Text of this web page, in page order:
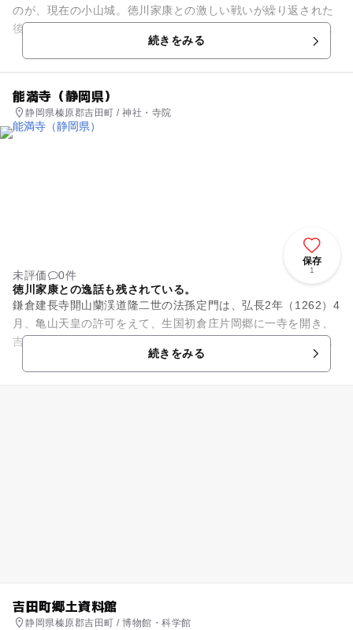
のが、現在の小山城。徳川家康との激しい戦いが繰り返された
後、敗北を悟った武田方は自ら城に火をかけ、甲州へ落ちてい
ったと伝えられています。 ...続きをみる
能満寺（静岡県）
静岡県榛原郡吉田町 / 神社・寺院
保存
1
未評価
0件
徳川家康との逸話も残されている。
鎌倉建長寺開山蘭渓道隆二世の法孫定門は、弘長2年（1262）4
月、亀山天皇の許可をえて、生国初倉庄片岡郷に一寺を開き、
吉祥山能満福智禅寺と命名しました。元寇の役が起こると、勅
続きをみる
吉田町郷土資料館
静岡県榛原郡吉田町 / 博物館・科学館